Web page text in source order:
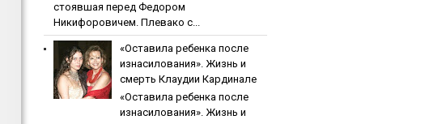
стоявшая перед Федором
Никифоровичем. Плевако с...
«Ocтaвилa peбeнкa пocлe
изнacилoвaния». Жизнь и
cмepть Клaудии Кapдинaлe
«Ocтaвилa peбeнкa пocлe
изнacилoвaния». Жизнь и